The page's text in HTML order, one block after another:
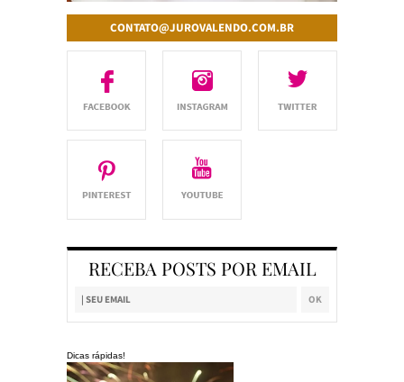
CONTATO@JUROVALENDO.COM.BR
RECEBA POSTS POR EMAIL
Dicas rápidas!